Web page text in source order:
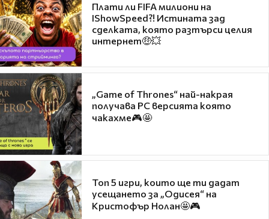
Плати ли FIFA милиони на
IShowSpeed?! Истината зад
сделката, която разтърси целия
интернет🤑💥
„Game of Thrones“ най-накрая
получава PC версията която
чакахме🎮🤩
Топ 5 игри, които ще ти дадат
усещането за „Одисея“ на
Кристофър Нолан🤩🎮